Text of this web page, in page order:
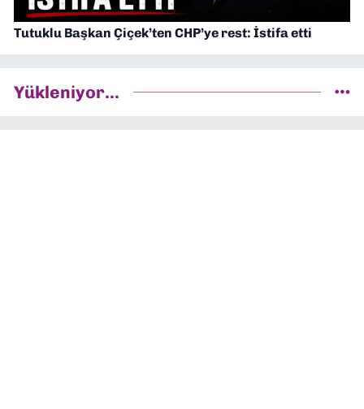
Tutuklu Başkan Çiçek’ten CHP’ye rest: İstifa etti
Yükleniyor...